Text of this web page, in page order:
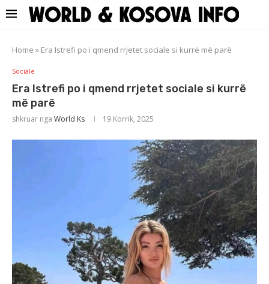
Home » Era Istrefi po i qmend rrjetet sociale si kurrë më parë
Sociale
Era Istrefi po i qmend rrjetet sociale si kurrë
më parë
shkruar nga World Ks 19 Korrik, 2025